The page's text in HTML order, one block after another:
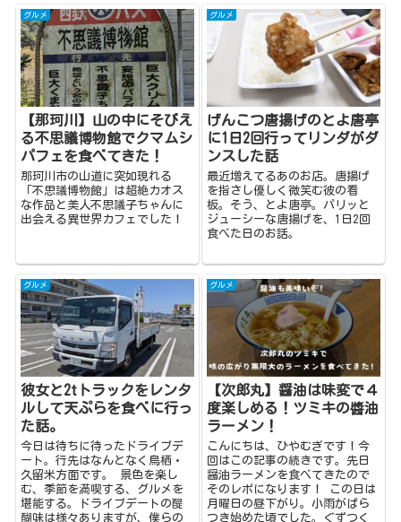
グルメ
【那珂川】山の中にそびえ
る不思議博物館でクマムシ
パフェを食べてきた！
那珂川市の山道に突如現れる
「不思議博物館」は超絶カオス
な作品と美人不思議子ちゃんに
出会える異世界カフェでした！
グルメ
げんこつ唐揚げのとよ唐亭
に1日2回行ってリンダがダ
ンスした話
最近増えてるあのお店。唐揚げ
を指さし優しく微笑む彼の看
板。そう、とよ唐亭。パリッと
ジューシーな唐揚げを、1日2回
食べた日のお話。
グルメ
彼女と2tトラックをレンタ
ルして天ぷらを食べに行っ
た話。
今日は待ちに待ったドライブデ
ート。行先はなんとなく鳥栖・
久留米方面です。 景色を楽し
む、季節を満喫する、グルメを
堪能する。ドライブデートの醍
醐味は様々ありますが、僕らの
グルメ
【次郎丸】醤油は味変で４
度楽しめる！ツミキの醬油
ラーメン！
こんにちは、ひやむぎです！今
回はこの記事の続きです。先日
醤油ラーメンを食べてきたので
そのレポになります！ この日は
月曜日の昼下がり。小雨がぱら
つき始めた頃でした。ぐずつく